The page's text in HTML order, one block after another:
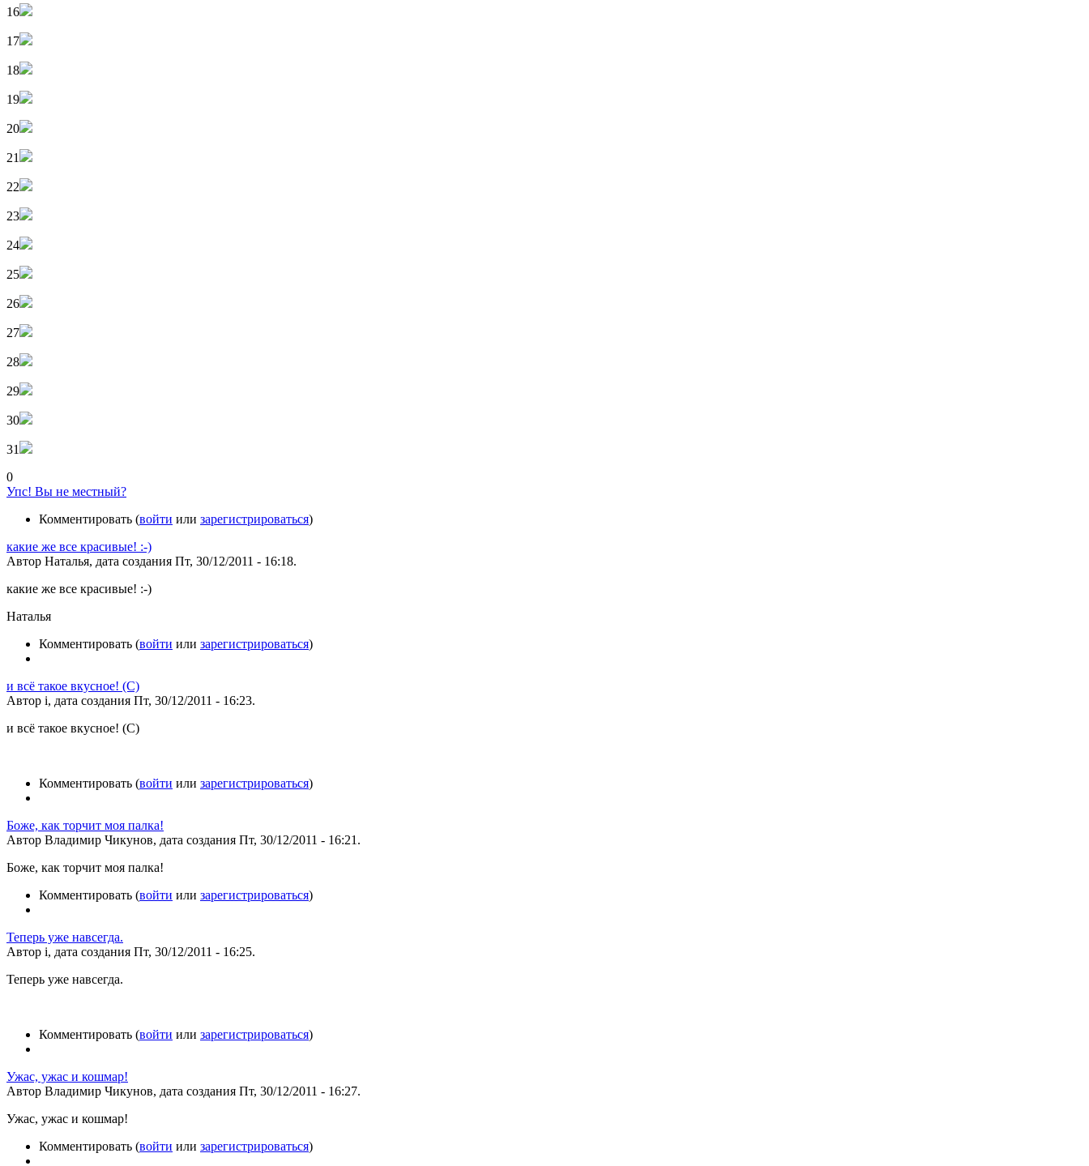
16
17
18
19
20
21
22
23
24
25
26
27
28
29
30
31
0
Упс! Вы не местный?
Комментировать (войти или зарегистрироваться)
какие же все красивые! :-)
Автор Наталья, дата создания Пт, 30/12/2011 - 16:18.
какие же все красивые! :-)
Наталья
Комментировать (войти или зарегистрироваться)
и всё такое вкусное! (С)
Автор i, дата создания Пт, 30/12/2011 - 16:23.
и всё такое вкусное! (С)
Комментировать (войти или зарегистрироваться)
Боже, как торчит моя палка!
Автор Владимир Чикунов, дата создания Пт, 30/12/2011 - 16:21.
Боже, как торчит моя палка!
Комментировать (войти или зарегистрироваться)
Теперь уже навсегда.
Автор i, дата создания Пт, 30/12/2011 - 16:25.
Теперь уже навсегда.
Комментировать (войти или зарегистрироваться)
Ужас, ужас и кошмар!
Автор Владимир Чикунов, дата создания Пт, 30/12/2011 - 16:27.
Ужас, ужас и кошмар!
Комментировать (войти или зарегистрироваться)